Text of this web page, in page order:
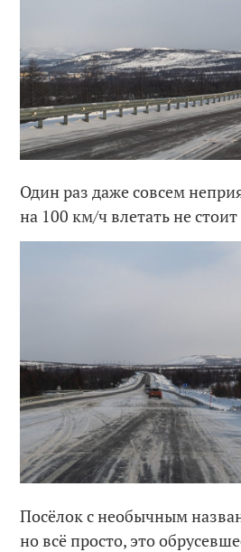
Один раз даже совсем
на 100 км/ч влетать не
Посёлок с необычным
но всё просто, это